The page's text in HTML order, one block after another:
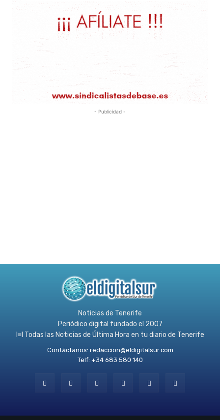
- Publicidad -
Noticias de Tenerife
Periódico digital fundado el 2007
l≡l Todas las Noticias de Última Hora en tu diario de Tenerife
Contáctanos: redaccion@eldigitalsur.com
Telf: +34 683 580 140